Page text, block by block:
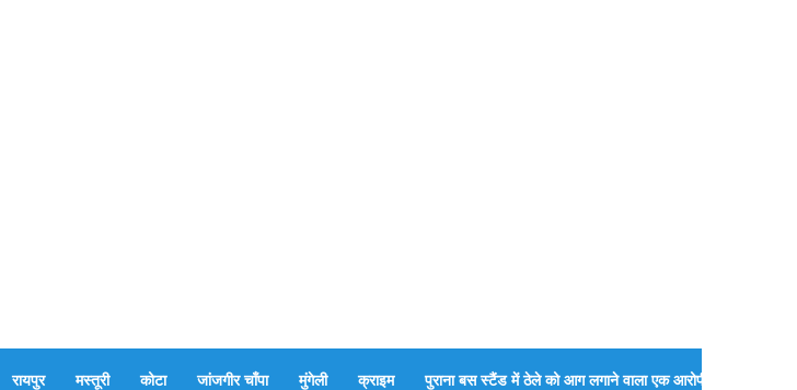
रायपुर मस्तूरी कोटा जांजगीर चाँपा मुंगेली क्राइम पुराना बस स्टैंड में ठेले को आग लगाने वाला एक आरोपी गिरफ्तार, दूसरे